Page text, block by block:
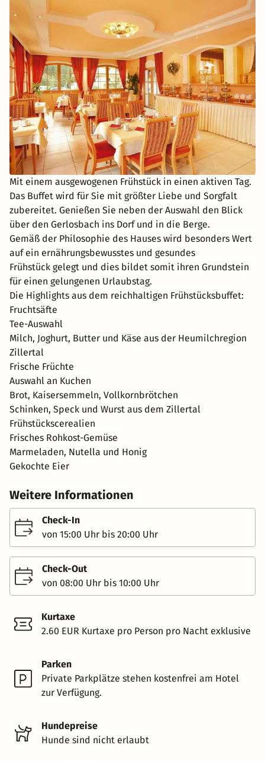
Mit einem ausgewogenen Frühstück in einen aktiven Tag.
Das Buffet wird für Sie mit größter Liebe und Sorgfalt
zubereitet. Genießen Sie neben der Auswahl den Blick
über den Gerlosbach ins Dorf und in die Berge.
Gemäß der Philosophie des Hauses wird besonders Wert
auf ein ernährungsbewusstes und gesundes
Frühstück gelegt und dies bildet somit ihren Grundstein
für einen gelungenen Urlaubstag.
Die Highlights aus dem reichhaltigen Frühstücksbuffet:
Fruchtsäfte
Tee-Auswahl
Milch, Joghurt, Butter und Käse aus der Heumilchregion
Zillertal
Frische Früchte
Auswahl an Kuchen
Brot, Kaisersemmeln, Vollkornbrötchen
Schinken, Speck und Wurst aus dem Zillertal
Frühstückscerealien
Frisches Rohkost-Gemüse
Marmeladen, Nutella und Honig
Gekochte Eier
Weitere Informationen
Check-In
von 15:00 Uhr bis 20:00 Uhr
Check-Out
von 08:00 Uhr bis 10:00 Uhr
Kurtaxe
2.60 EUR Kurtaxe pro Person pro Nacht exklusive
Parken
Private Parkplätze stehen kostenfrei am Hotel
zur Verfügung.
Hundepreise
Hunde sind nicht erlaubt